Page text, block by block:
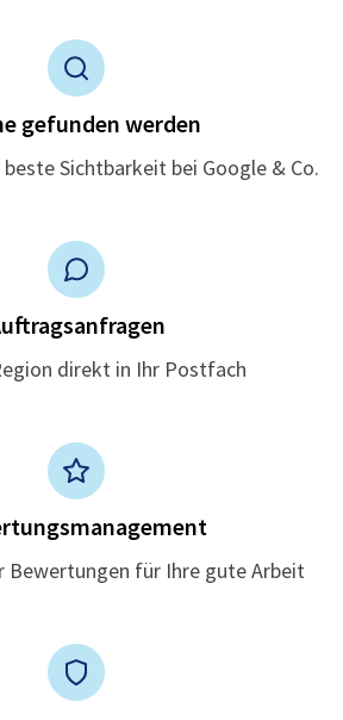
gefunden werden
Sichtbarkeit bei Google & Co.
direkt in Ihr Postfach
Bewertungen für Ihre gute Arbeit